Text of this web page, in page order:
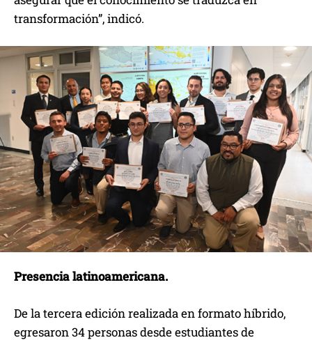
transformación”, indicó.
Presencia latinoamericana.
De la tercera edición realizada en formato híbrido,
egresaron 34 personas desde estudiantes de